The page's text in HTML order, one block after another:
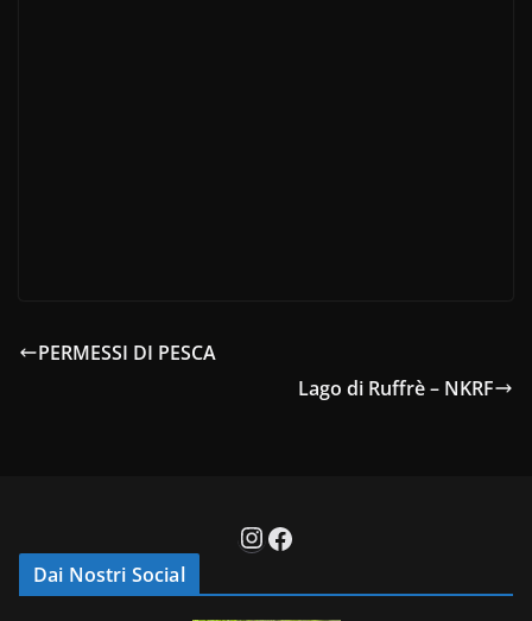
PERMESSI DI PESCA
Lago di Ruffrè – NKRF
Instagram
Facebook
Dai Nostri Social